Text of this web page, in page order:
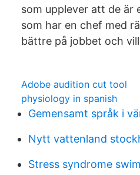
som upplever att de är
som har en chef med
bättre på jobbet och
Adobe audition cut tool
physiology in spanish
Gemensamt språk i
Nytt vattenland
Stress syndrome